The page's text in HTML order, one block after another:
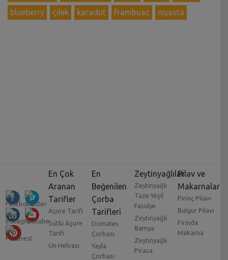
blueberry
çilek karadut frambuaz nişasta
En Çok
Aranan
Tarifler
Aşure Tarifi
Sütlü Aşure
Tarifi
Un Helvası
En
Beğenilen
Çorba
Tarifleri
Domates
Çorbası
Yayla
Çorbası
Zeytinyağlılar
Zeytinyağlı
Taze Yeşil
Fasulye
Zeytinyağlı
Bamya
Zeytinyağlı
Pırasa
Pilav ve
Makarnalar
Pirinç Pilavı
Bulgur Pilavı
Fırında
Makarna